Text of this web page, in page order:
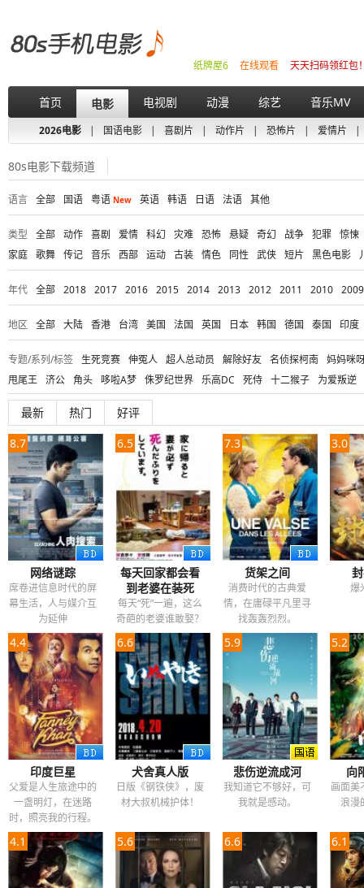
天天扫码领红包
在线观看
纸牌屋6
首页 电影 电视剧 动漫 综艺 音乐MV
2026电影 | 国语电影 | 喜剧片 | 动作片 | 恐怖片 | 爱情片 |
80s电影下载频道
语言 全部 国语 粤语 New 英语 韩语 日语 法语 其他
类型 全部 动作 喜剧 爱情 科幻 灾难 恐怖 悬疑 奇幻 战争 犯罪 惊悚
家庭 歌舞 传记 音乐 西部 运动 古装 情色 同性 武侠 短片 黑色电影
年代 全部 2018 2017 2016 2015 2014 2013 2012 2011 2010 2009
地区 全部 大陆 香港 台湾 美国 法国 英国 日本 韩国 德国 泰国 印度
专题/系列/标签 生死竞赛 伸冤人 超人总动员 解除好友 名侦探柯南 妈妈咪
甩尾王 济公 角头 哆啦A梦 侏罗纪世界 乐高DC 死侍 十二猴子
为爱叛逆
深海狂鲨 魔国志 潜伏 上位 热血街区电影版
环太平洋
超级大山炮 怨灵
最新 热门
好评
8.7
网络谜踪
席卷进信息时代的屏
幕生活，人与媒介互
为延伸
6.5
每天回家都会看
到老婆在装死
每天“死”一遍，这么
奇葩的老婆谁敢娶？
7.3
货架之间
消费时代的古典爱
情，在庸碌平凡里寻
找轰轰烈烈。
3.0
爆
4.4
印度巨星
父爱是人生旅途中的
一盏明灯，在迷路
时，照亮我的行程。
6.6
犬舍真人版
日版《钢铁侠》，废
材大叔机械护体！
5.9
悲伤逆流成河
我知道它不够好，可
我就是感动。
5.2
向
画面美
浪漫
4.1 5.6 6.6 6.1